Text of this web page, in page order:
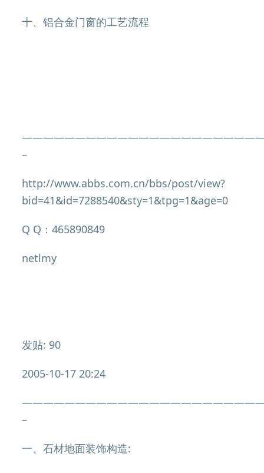
十、铝合金门窗的工艺流程
–
http://www.abbs.com.cn/bbs/post/view?
bid=41&id=7288540&sty=1&tpg=1&age=0
Q Q：465890849
netlmy
发贴: 90
2005-10-17 20:24
–
一、石材地面装饰构造: